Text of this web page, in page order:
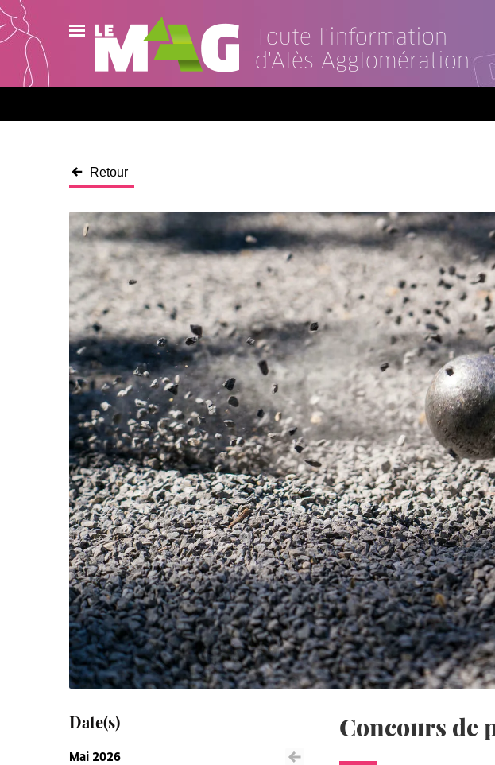
Toute l'information
d'Alès Agglomération
Actualités
Agenda
Contact
Retour
Date(s)
Voir le mois précédent
Mai 2026
Concours de